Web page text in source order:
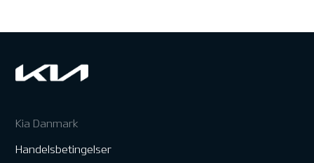
Kia Danmark
Handelsbetingelser